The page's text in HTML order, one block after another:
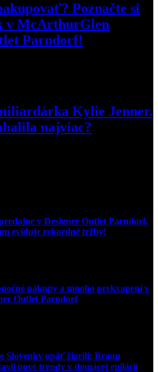
Poznačte si
v McArthurGlen
Parndorf!
Kylie Jenner.
najviac?
v Designer Outlet Parndorf,
eviduje rekordné tržby!
nákupy a mnoho prekvapení v
Outlet Parndorf
Slovenky opäť žiarili: Braun
nové trendy v domácej epilácii